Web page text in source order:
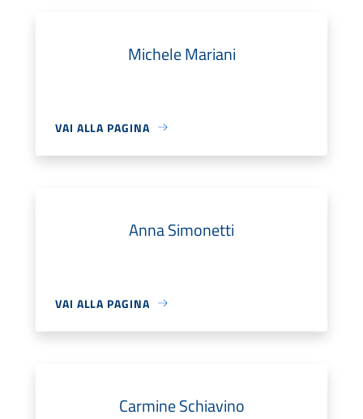
Michele Mariani
VAI ALLA PAGINA
Anna Simonetti
VAI ALLA PAGINA
Carmine Schiavino